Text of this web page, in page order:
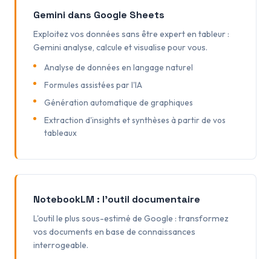
Gemini dans Google Sheets
Exploitez vos données sans être expert en tableur :
Gemini analyse, calcule et visualise pour vous.
Analyse de données en langage naturel
Formules assistées par l'IA
Génération automatique de graphiques
Extraction d'insights et synthèses à partir de vos
tableaux
NotebookLM : l'outil documentaire
L'outil le plus sous-estimé de Google : transformez
vos documents en base de connaissances
interrogeable.